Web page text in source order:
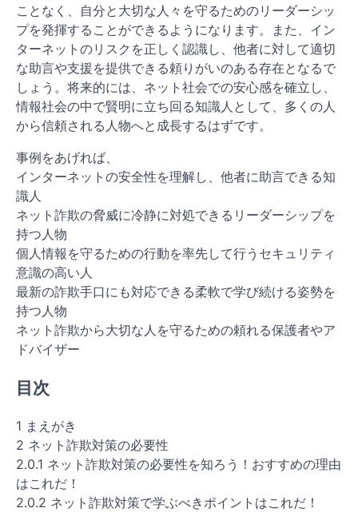
ことなく、自分と大切な人々を守るためのリーダーシッ
プを発揮することができるようになります。また、イン
ターネットのリスクを正しく認識し、他者に対して適切
な助言や支援を提供できる頼りがいのある存在となるで
しょう。将来的には、ネット社会での安心感を確立し、
情報社会の中で賢明に立ち回る知識人として、多くの人
から信頼される人物へと成長するはずです。
事例をあげれば、
インターネットの安全性を理解し、他者に助言できる知
識人
ネット詐欺の脅威に冷静に対処できるリーダーシップを
持つ人物
個人情報を守るための行動を率先して行うセキュリティ
意識の高い人
最新の詐欺手口にも対応できる柔軟で学び続ける姿勢を
持つ人物
ネット詐欺から大切な人を守るための頼れる保護者やア
ドバイザー
目次
1 まえがき
2 ネット詐欺対策の必要性
2.0.1 ネット詐欺対策の必要性を知ろう！おすすめの理由
はこれだ！
2.0.2 ネット詐欺対策で学ぶべきポイントはこれだ！